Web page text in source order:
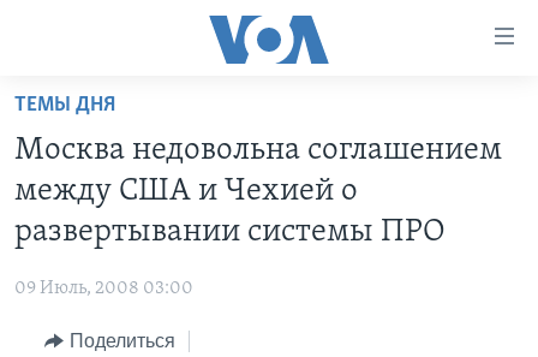
Перейти
основной
контент
основной
Перейти
ИТОГИ
ПОЧЕМУ ЭТО ВАЖНО?
ПРОЕКТЫ
НАША АМЕРИКАНСКАЯ ИСТОРИЯ
А КАК В АМЕРИКЕ?
ИНТЕРВЬЮ
ФАКТЫ ПРОТИВ ФЕЙКОВ
ТЕМЫ ДНЯ
Москва недовольна соглашением
между США и Чехией о
развертывании системы ПРО
09 Июль, 2008 03:00
Поделиться